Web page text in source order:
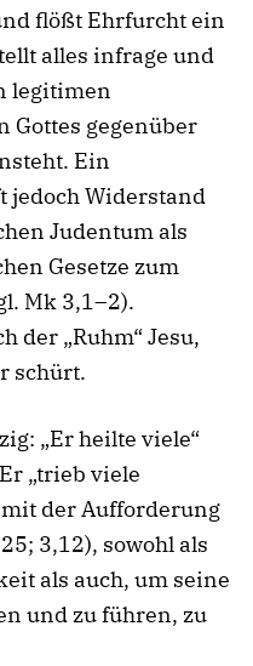
flößt Ehrfurcht ein
alles infrage und
legitimen
Gottes gegenüber
Ein
jedoch Widerstand
Judentum als
Gesetze zum
Mk 3,1–2).
der „Ruhm“ Jesu,
schürt.
„Er heilte viele“
„trieb viele
der Aufforderung
3,12), sowohl als
als auch, um seine
und zu führen, zu